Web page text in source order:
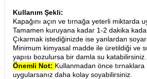
Kullanım Şekli:
Kapağını açın ve tırnağa yeterli miktarda
Tamamen kuruyana kadar 1-2 dakika
Çıkarmak istediğinizde ise yanlardan
Minimum kimyasal madde ile üretildiği ve
yapısı bozulursa bir damla su katabilirsiniz.
Önemli Not: Kullanmadan önce
uygularsanız daha kolay soyabilirsiniz.